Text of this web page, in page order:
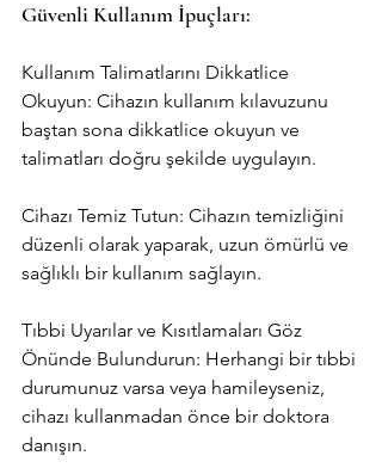
Güvenli Kullanım İpuçları:
Kullanım Talimatlarını Dikkatlice
Okuyun: Cihazın kullanım kılavuzunu
baştan sona dikkatlice okuyun ve
talimatları doğru şekilde uygulayın.
Cihazı Temiz Tutun: Cihazın temizliğini
düzenli olarak yaparak, uzun ömürlü ve
sağlıklı bir kullanım sağlayın.
Tıbbi Uyarılar ve Kısıtlamaları Göz
Önünde Bulundurun: Herhangi bir tıbbi
durumunuz varsa veya hamileyseniz,
cihazı kullanmadan önce bir doktora
danışın.